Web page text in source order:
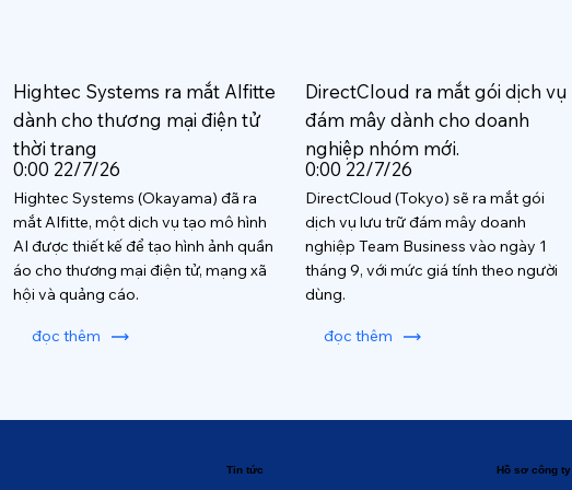
Hightec Systems ra mắt AIfitte
dành cho thương mại điện tử
thời trang
0:00 22/7/26
Hightec Systems (Okayama) đã ra
mắt AIfitte, một dịch vụ tạo mô hình
AI được thiết kế để tạo hình ảnh quần
áo cho thương mại điện tử, mạng xã
hội và quảng cáo.
đọc thêm
DirectCloud ra mắt gói dịch vụ
đám mây dành cho doanh
nghiệp nhóm mới.
0:00 22/7/26
DirectCloud (Tokyo) sẽ ra mắt gói
dịch vụ lưu trữ đám mây doanh
nghiệp Team Business vào ngày 1
tháng 9, với mức giá tính theo người
dùng.
đọc thêm
Tin tức Hồ sơ công ty